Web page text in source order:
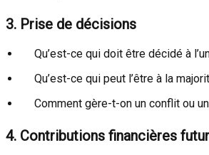
3. Prise de décisions
Qu’est-ce qui doit être décidé à
Qu’est-ce qui peut l’être à la
Comment gère-t-on un conflit ou
4. Contributions financières